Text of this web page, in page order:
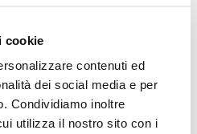
cookie
contenuti ed
dei social media e per
Condividiamo inoltre
utilizza il nostro sito con i
11.5
Acciaio inossidabile
antiriflesso su